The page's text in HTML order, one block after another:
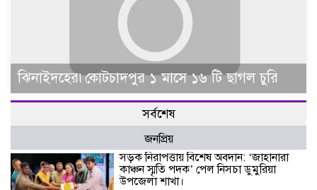
ঝিনাইদহের৷কোটচাদপুর ১ মাসে ১৬ টি ছাগল চুরি
সর্বশেষ
জনপ্রিয়
সড়ক নিরাপত্তায় বিশেষ অবদান: ‘জাহানারা
কাঞ্চন স্মৃতি পদক’ পেল নিসচা ডুমুরিয়া
উপজেলা শাখা।